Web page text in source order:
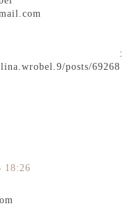
:
posts/69268
18:26